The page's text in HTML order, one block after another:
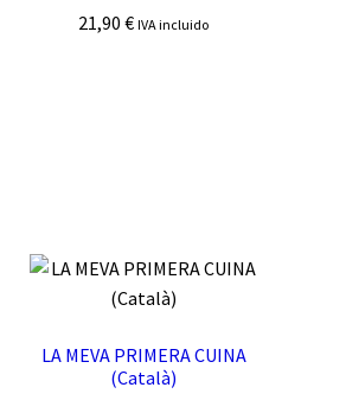
21,90€ IVA incluido
LA MEVA PRIMERA CUINA
(Català)